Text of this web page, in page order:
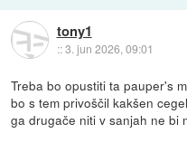
tony1
::3. jun 2026, 09:01
Treba bo opustiti ta pauper's
bo s tem privoščil kakšen
ga drugače niti v sanjah ne bi